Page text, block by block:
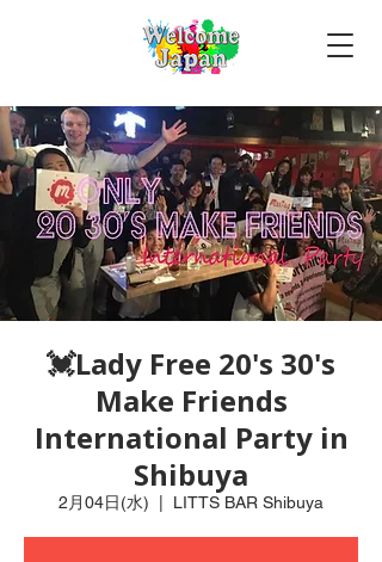
💓Lady Free 20's 30's
Make Friends
International Party in
Shibuya
2月04日(水) LITTS BAR Shibuya